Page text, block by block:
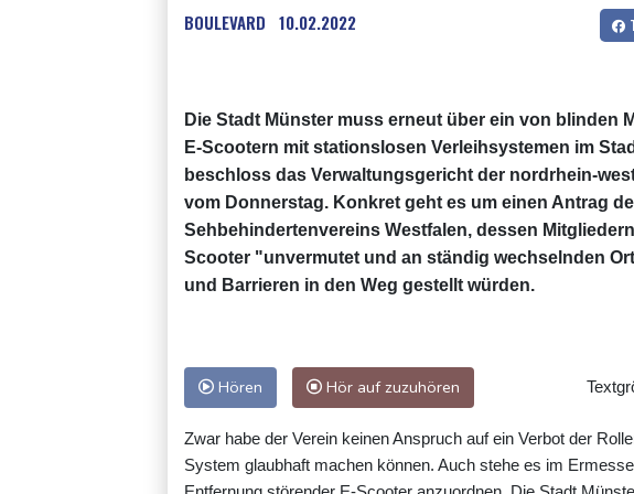
BOULEVARD 10.02.2022
Die Stadt Münster muss erneut über ein von blinden
E-Scootern mit stationslosen Verleihsystemen im
beschloss das Verwaltungsgericht der nordrhein-
vom Donnerstag. Konkret geht es um einen Antrag
Sehbehindertenvereins Westfalen, dessen
Scooter "unvermutet und an ständig wechselnden
und Barrieren in den Weg gestellt würden.
Hören Hör auf zuzuhören
Zwar habe der Verein keinen Anspruch auf ein Verbot der
System glaubhaft machen können. Auch stehe es im